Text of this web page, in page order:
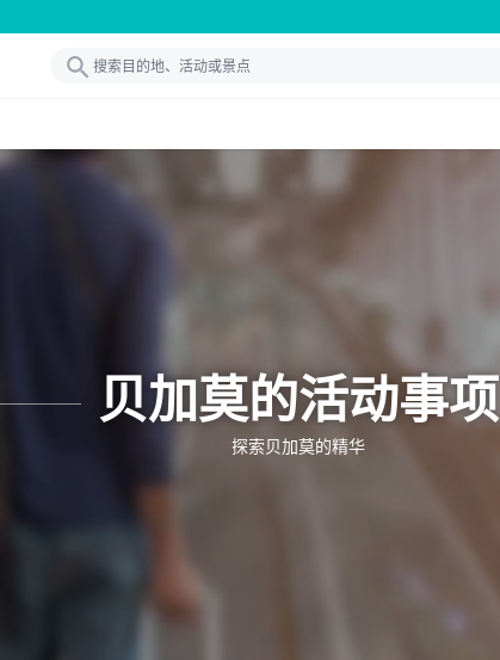
贝加莫的活动事项
探索贝加莫的精华